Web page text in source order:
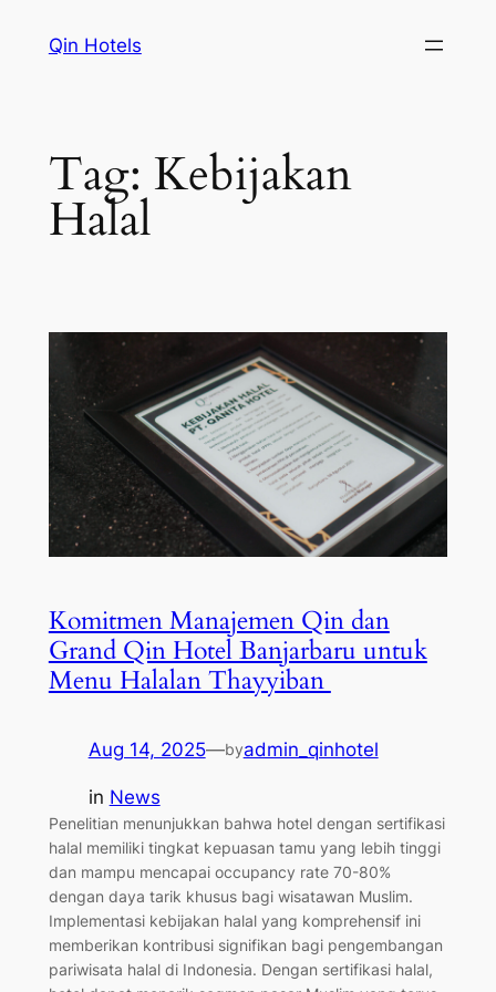
Qin Hotels
Tag: Kebijakan
Halal
Komitmen Manajemen Qin dan
Grand Qin Hotel Banjarbaru untuk
Menu Halalan Thayyiban
Aug 14, 2025—byadmin_qinhotel
in News
Penelitian menunjukkan bahwa hotel dengan sertifikasi
halal memiliki tingkat kepuasan tamu yang lebih tinggi
dan mampu mencapai occupancy rate 70-80%
dengan daya tarik khusus bagi wisatawan Muslim.
Implementasi kebijakan halal yang komprehensif ini
memberikan kontribusi signifikan bagi pengembangan
pariwisata halal di Indonesia. Dengan sertifikasi halal,